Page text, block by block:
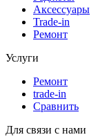
Аксессуары
Trade-in
Ремонт
Услуги
Ремонт
trade-in
Сравнить
Для связи с нами